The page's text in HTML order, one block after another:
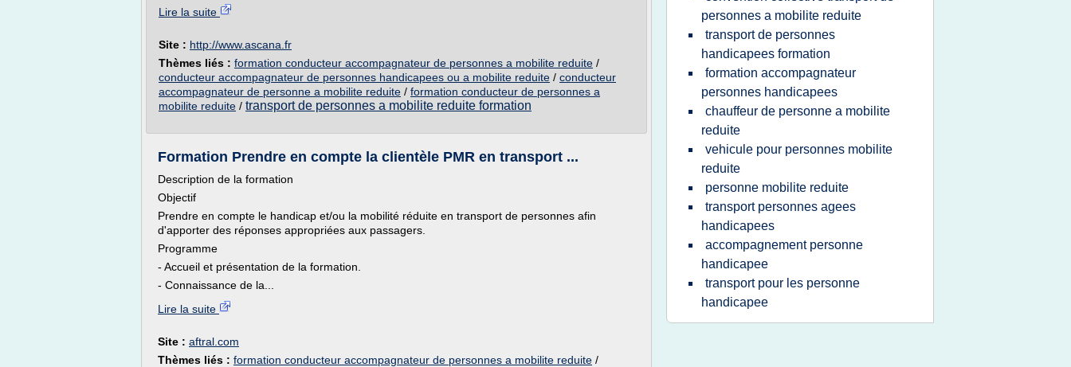
Lire la suite
Site : http://www.ascana.fr
Thèmes liés : formation conducteur accompagnateur de personnes a mobilite reduite /
conducteur accompagnateur de personnes handicapees ou a mobilite reduite / conducteur
accompagnateur de personne a mobilite reduite / formation conducteur de personnes a
mobilite reduite / transport de personnes a mobilite reduite formation
Formation Prendre en compte la clientèle PMR en transport ...
Description de la formation
Objectif
Prendre en compte le handicap et/ou la mobilité réduite en transport de personnes afin
d'apporter des réponses appropriées aux passagers.
Programme
- Accueil et présentation de la formation.
- Connaissance de la...
Lire la suite
Site : aftral.com
Thèmes liés : formation conducteur accompagnateur de personnes a mobilite reduite /
personnes a mobilite reduite
transport de personnes
handicapees formation
formation accompagnateur
personnes handicapees
chauffeur de personne a mobilite
reduite
vehicule pour personnes mobilite
reduite
personne mobilite reduite
transport personnes agees
handicapees
accompagnement personne
handicapee
transport pour les personne
handicapee